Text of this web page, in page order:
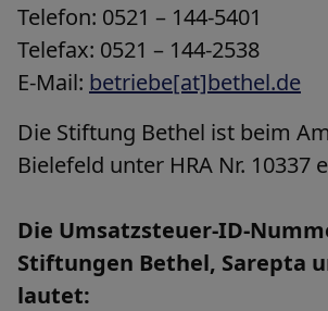
Telefon: 0521 – 144-5401
Telefax: 0521 – 144-2538
E-Mail: betriebe[at]bethel.de
Die Stiftung Bethel ist beim
Bielefeld unter HRA Nr. 10337
Die Umsatzsteuer-ID-
Stiftungen Bethel, Sarepta
lautet: